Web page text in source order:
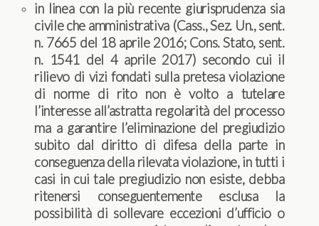
in linea con la più recente giurisprudenza sia
civile che amministrativa (Cass., Sez. Un., sent.
n. 7665 del 18 aprile 2016; Cons. Stato, sent.
n. 1541 del 4 aprile 2017) secondo cui il
rilievo di vizi fondati sulla pretesa violazione
di norme di rito non è volto a tutelare
l’interesse all’astratta regolarità del processo
ma a garantire l’eliminazione del pregiudizio
subito dal diritto di difesa della parte in
conseguenza della rilevata violazione, in tutti i
casi in cui tale pregiudizio non esiste, debba
ritenersi conseguentemente esclusa la
possibilità di sollevare eccezioni d’ufficio o